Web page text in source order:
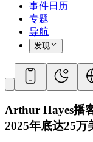
事件日历
专题
导航
发现
Arthur Hayes播
2025年底达25万